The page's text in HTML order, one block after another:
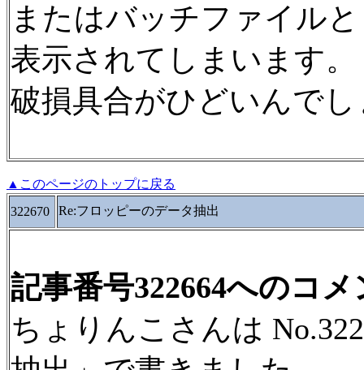
またはバッチファイル
表示されてしまいます。
破損具合がひどいんで
▲このページのトップに戻る
322670
Re:フロッピーのデータ抽出
記事番号322664へのコメ
ちょりんこさんは